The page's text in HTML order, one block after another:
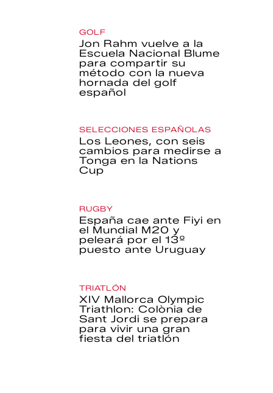
GOLF
Jon Rahm vuelve a la
Escuela Nacional Blume
para compartir su
método con la nueva
hornada del golf
español
SELECCIONES ESPAÑOLAS
Los Leones, con seis
cambios para medirse a
Tonga en la Nations
Cup
RUGBY
España cae ante Fiyi en
el Mundial M20 y
peleará por el 13º
puesto ante Uruguay
TRIATLÓN
XIV Mallorca Olympic
Triathlon: Colònia de
Sant Jordi se prepara
para vivir una gran
fiesta del triatlón